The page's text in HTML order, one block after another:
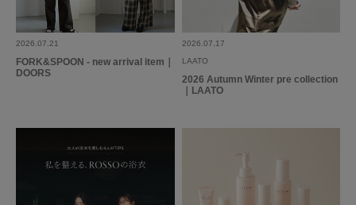
生地は薄手なのでこれからの季節も活躍しそうです。袖は長めです。
参考になった 0 Like! 1
2026.07.21
FORK&SPOON - new arrival item｜
DOORS
2026.07.17
LAATO
2026 Autumn Winter pre collection
｜LAATO